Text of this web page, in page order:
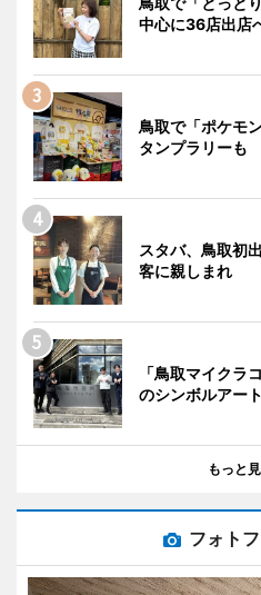
中心に36店出店
鳥取で「ポケモ
タンプラリーも
スタバ、鳥取初
客に親しまれ
「鳥取マイク
のシンボルアー
もっと
フォト